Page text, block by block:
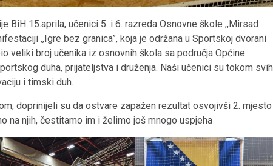
BiH 15.aprila, učenici 5. i 6. razreda Osnovne škole ,,Mirsad
,,Igre bez granica”, koja je održana u Sportskoj dvorani
veliki broj učenika iz osnovnih škola sa područja Općine
duha, prijateljstva i druženja. Naši učenici su tokom svih
i timski duh.
doprinijeli su da ostvare zapažen rezultat osvojivši 2. mjesto
na njih, čestitamo im i želimo još mnogo uspjeha